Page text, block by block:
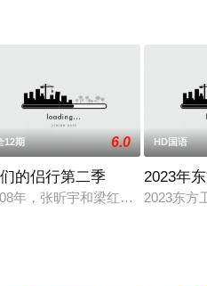
第二季》的会员衍生节目，完整
12期 6.0
的侣行第二季
年，张昕宇和梁红，一对普通
HD国语
2023年
2023东方